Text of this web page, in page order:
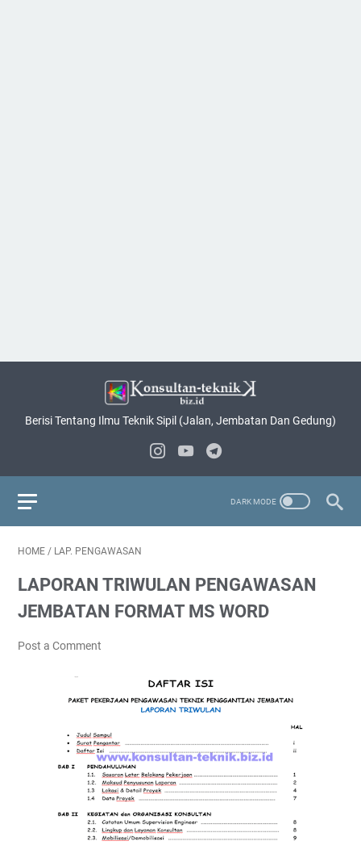
Berisi Tentang Ilmu Teknik Sipil (Jalan, Jembatan Dan Gedung)
HOME / LAP. PENGAWASAN
LAPORAN TRIWULAN PENGAWASAN
JEMBATAN FORMAT MS WORD
Post a Comment